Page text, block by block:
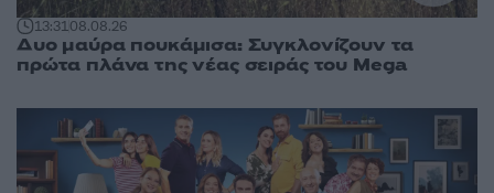
13:3108.08.26
Δυο μαύρα πουκάμισα: Συγκλονίζουν τα
πρώτα πλάνα της νέας σειράς του Mega